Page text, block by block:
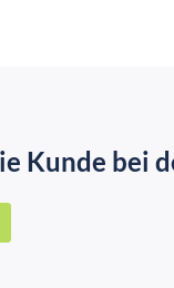
Kunde bei